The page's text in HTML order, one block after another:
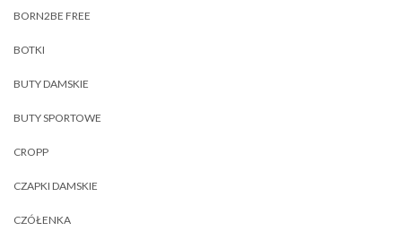
BORN2BE FREE
BOTKI
BUTY DAMSKIE
BUTY SPORTOWE
CROPP
CZAPKI DAMSKIE
CZÓŁENKA